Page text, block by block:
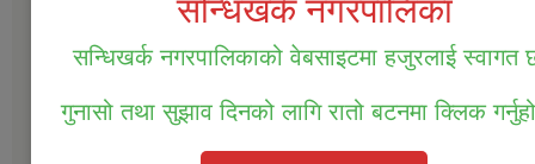
सम्पत्ति तथा जिन्सी मालसामान लिलाम विक्रिको दोस्रो पटक प्रकाशित सूचना ।
सन्धिखर्क नगरपालिका
सन्धिखर्क नगरपालिकाको वेबसाइटमा हजुरलाई स्वागत
गुनासो तथा सुझाव दिनको लागि रातो बटनमा क्लिक